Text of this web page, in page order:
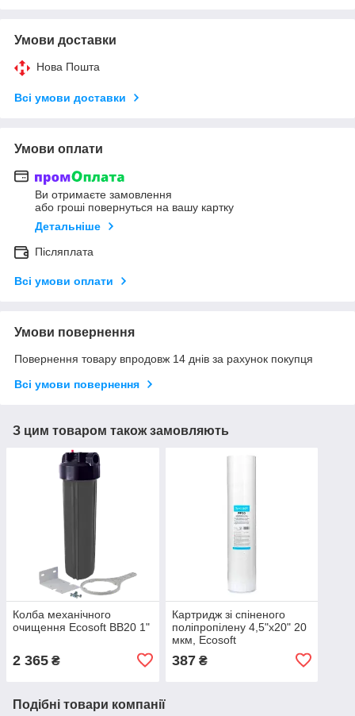
Умови доставки
Нова Пошта
Всі умови доставки
Умови оплати
Ви отримаєте замовлення
або гроші повернуться на вашу картку
Детальніше
Післяплата
Всі умови оплати
Умови повернення
Повернення товару впродовж 14 днів за рахунок покупця
Всі умови повернення
З цим товаром також замовляють
Колба механічного
очищення Ecosoft BB20 1"
2 365 ₴
Картридж зі спіненого
поліпропілену 4,5"x20" 20
мкм, Ecosoft
387₴
Подібні товари компанії